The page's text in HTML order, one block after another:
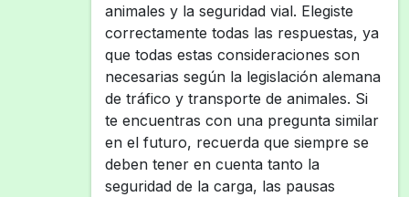
animales y la seguridad vial. Elegiste
correctamente todas las respuestas, ya
que todas estas consideraciones son
necesarias según la legislación alemana
de tráfico y transporte de animales. Si
te encuentras con una pregunta similar
en el futuro, recuerda que siempre se
deben tener en cuenta tanto la
seguridad de la carga, las pausas